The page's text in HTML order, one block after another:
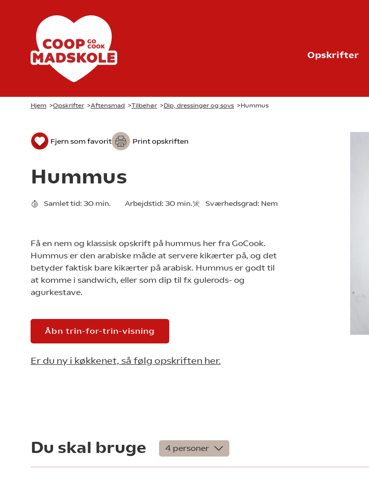
Opskrifter
Hjem >Opskrifter >Aftensmad >Tilbehør >Dip, dressinger og sovs >Hummus
Fjern som favorit Print opskriften
Hummus
Samlet tid: 30 min. Arbejdstid: 30 min. Sværhedsgrad: Nem
Få en nem og klassisk opskrift på hummus her fra GoCook.
Hummus er den arabiske måde at servere kikærter på, og det
betyder faktisk bare kikærter på arabisk. Hummus er godt til
at komme i sandwich, eller som dip til fx gulerods- og
agurkestave.
Åbn trin-for-trin-visning
Er du ny i køkkenet, så følg opskriften her.
Du skal bruge